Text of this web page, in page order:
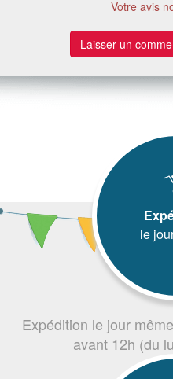
Votre avis
Laisser un
le
Expédition le jour
avant 12h (du